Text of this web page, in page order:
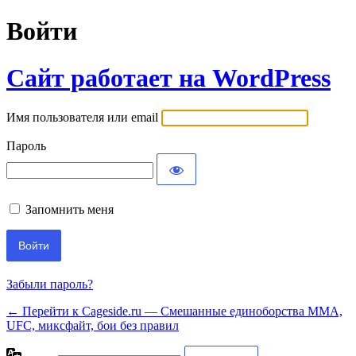
Войти
Сайт работает на WordPress
Имя пользователя или email
Пароль
Запомнить меня
Забыли пароль?
← Перейти к Cageside.ru — Смешанные единоборства MMA,
UFC, миксфайт, бои без правил